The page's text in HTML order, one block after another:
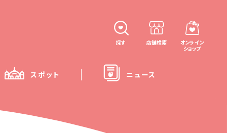
探す 店舗検索
オンライン
ショップ
スポット ニュース